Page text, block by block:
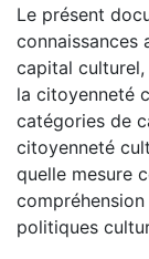
Le présent
connaissances
capital
la citoyenneté
catégories de
citoyenneté
quelle mesure
politiques